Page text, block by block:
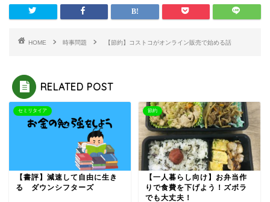
HOME 時事問題 【節約】コストコがオンライン販売で始める話
RELATED POST
セミリタイア
【書評】減速して自由に生き
る ダウンシフターズ
節約
【一人暮らし向け】お弁当作
りで食費を下げよう！ズボラ
でも大丈夫！